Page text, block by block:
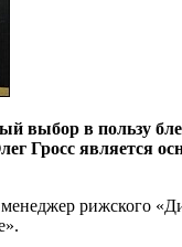
выбор в пользу
Гросс является
рижского